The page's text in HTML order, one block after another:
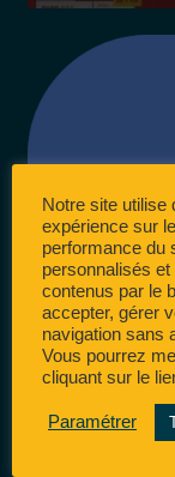
Notre site utilise
expérience sur
performance du
personnalisés
contenus par le
accepter, gérer
navigation sans
Vous pourrez
cliquant sur le
Paramétrer